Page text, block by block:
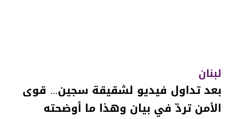
لبنان
بعد تداول فيديو لشقيقة سجين... قوى
الأمن تردّ في بيان وهذا ما أوضحته